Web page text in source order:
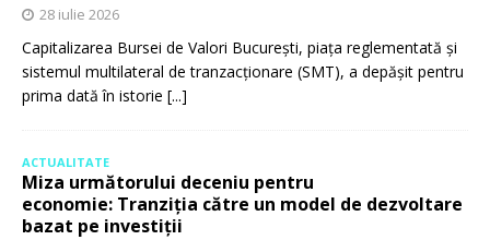
28 iulie 2026
Capitalizarea Bursei de Valori București, piața reglementată și
sistemul multilateral de tranzacționare (SMT), a depășit pentru
prima dată în istorie [...]
ACTUALITATE
Miza următorului deceniu pentru
economie: Tranziția către un model de dezvoltare
bazat pe investiții